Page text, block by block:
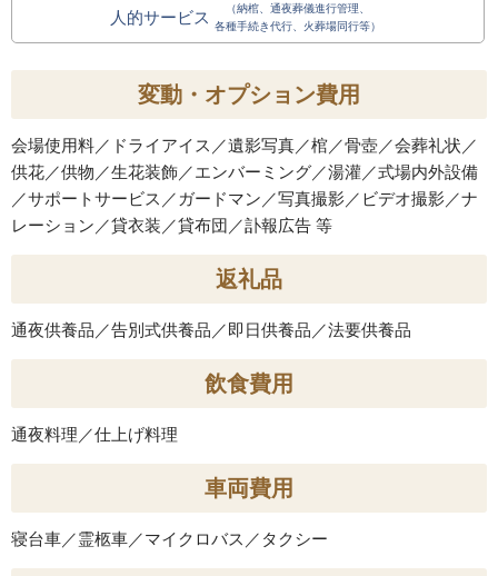
人的サービス
（納棺、通夜葬儀進⾏管理、
各種⼿続き代⾏、⽕葬場同⾏等）
変動・オプション費用
会場使用料／ドライアイス／遺影写真／棺／骨壺／会葬礼状／
供花／供物／生花装飾／エンバーミング／湯灌／式場内外設備
／サポートサービス／ガードマン／写真撮影／ビデオ撮影／ナ
レーション／貸衣装／貸布団／訃報広告 等
返礼品
通夜供養品／告別式供養品／即日供養品／法要供養品
飲食費用
通夜料理／仕上げ料理
車両費用
寝台車／霊柩車／マイクロバス／タクシー